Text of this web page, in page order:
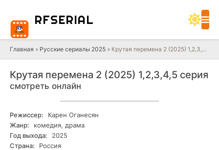
RFSERIAL
Главная » Русские сериалы 2025 » Крутая перемена 2 (2025) 1,2,3,4,5 серия
Крутая перемена 2 (2025) 1,2,3,4,5 серия
смотреть онлайн
Режиссер:
Карен Оганесян
Жанр:
комедия, драма
Год выхода:
2025
Страна:
Россия